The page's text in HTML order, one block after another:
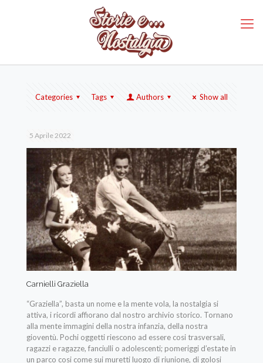
Categories Tags Authors Show all
5 Aprile 2022
Carnielli Graziella
“Graziella”, basta un nome e la mente vola, la nostalgia si
attiva, i ricordi affiorano dal nostro archivio storico. Tornano
alla mente immagini della nostra infanzia, della nostra
gioventù. Pochi oggetti riescono ad essere cosi trasversali,
ragazzi e ragazze, fanciulli o adolescenti; pomeriggi d’estate in
un parco cosi come sui muretti luogo di riunione, di golosi